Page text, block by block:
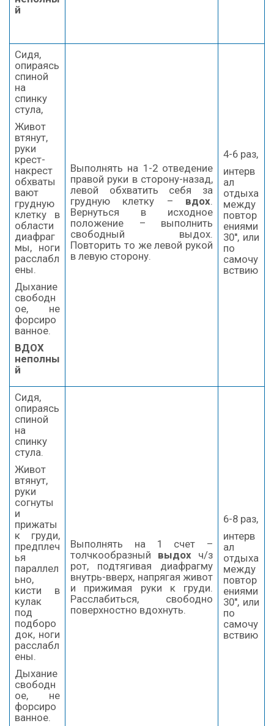
й
Сидя,
опираясь
спиной
на
спинку
стула,
Живот
втянут,
руки
крест-
накрест
обхваты
вают
грудную
клетку в
области
диафраг
мы, ноги
расслабл
ены.
Дыхание
свободн
ое, не
форсиро
ванное.
ВДОХ
неполны
й
Выполнять на 1-2 отведение
правой руки в сторону-назад,
левой обхватить себя за
грудную клетку – вдох.
Вернуться в исходное
положение – выполнить
свободный выдох.
Повторить то же левой рукой
в левую сторону.
4-6 раз,
интерв
ал
отдыха
между
повтор
ениями
30'', или
по
самочу
вствию
Сидя,
опираясь
спиной
на
спинку
стула.
Живот
втянут,
руки
согнуты
и
прижаты
к груди,
предплеч
ья
параллел
ьно,
кисти в
кулак
под
подборо
док, ноги
расслабл
ены.
Дыхание
свободн
ое, не
форсиро
ванное.
Выполнять на 1 счет –
толчкообразный выдох ч/з
рот, подтягивая диафрагму
внутрь-вверх, напрягая живот
и прижимая руки к груди.
Расслабиться, свободно
поверхностно вдохнуть.
6-8 раз,
интерв
ал
отдыха
между
повтор
ениями
30'', или
по
самочу
вствию